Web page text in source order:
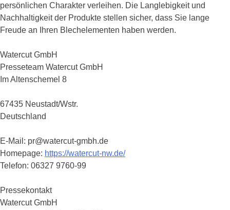
persönlichen Charakter verleihen. Die Langlebigkeit und
Nachhaltigkeit der Produkte stellen sicher, dass Sie lange
Freude an Ihren Blechelementen haben werden.
Watercut GmbH
Presseteam Watercut GmbH
Im Altenschemel 8
67435 Neustadt/Wstr.
Deutschland
E-Mail: pr@watercut-gmbh.de
Homepage: https://watercut-nw.de/
Telefon: 06327 9760-99
Pressekontakt
Watercut GmbH